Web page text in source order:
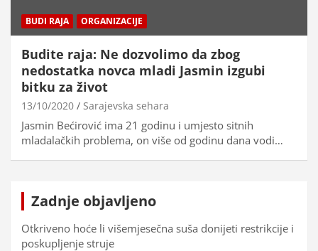
BUDI RAJA ORGANIZACIJE
Budite raja: Ne dozvolimo da zbog
nedostatka novca mladi Jasmin izgubi
bitku za život
13/10/2020 Sarajevska sehara
Jasmin Bećirović ima 21 godinu i umjesto sitnih
mladalačkih problema, on više od godinu dana vodi…
Zadnje objavljeno
Otkriveno hoće li višemjesečna suša donijeti restrikcije i
poskupljenje struje